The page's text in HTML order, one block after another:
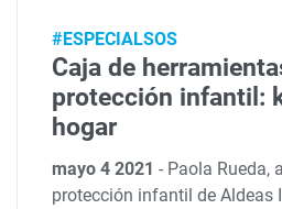
#ESPECIALSOS
Caja de
protección infantil:
hogar
mayo 4 2021- Paola Rueda,
protección infantil de Aldeas